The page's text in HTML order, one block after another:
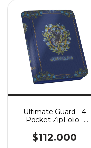
Ultimate Guard - 4
Pocket ZipFolio -
Ravenclaw
$112.000